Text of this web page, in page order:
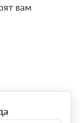
вам